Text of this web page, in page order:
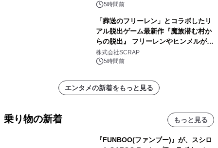
5時間前
「葬送のフリーレン」とコラボしたリ
アル脱出ゲーム最新作『魔族潜む村か
らの脱出』 フリーレンやヒンメルが武
器を手に魔族を見据える描き下ろしメ
インビジュアル公開
株式会社SCRAP
5時間前
エンタメの新着をもっと見る
乗り物の新着 もっと見る
『FUNBOO(ファンブー)』が、スシロ